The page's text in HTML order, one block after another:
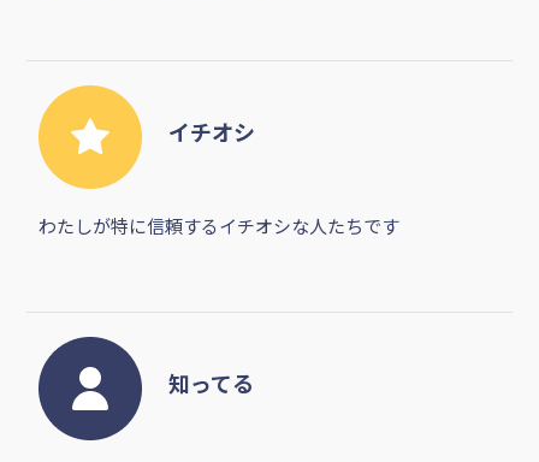
イチオシ
わたしが特に信頼するイチオシな人たちです
知ってる